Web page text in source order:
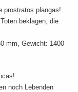
prostratos plangas!
beklagen, die
mm, Gewicht: 1400
noch Lebenden